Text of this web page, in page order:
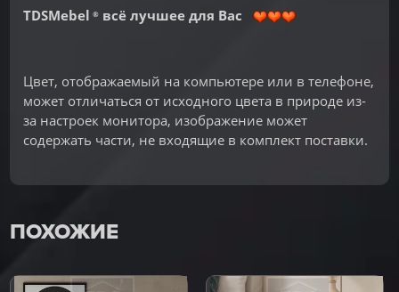
TDSMebel ® всё лучшее для Вас
Цвет, отображаемый на компьютере или в телефоне,
может отличаться от исходного цвета в природе из-
за настроек монитора, изображение может
содержать части, не входящие в комплект поставки.
ПОХОЖИЕ